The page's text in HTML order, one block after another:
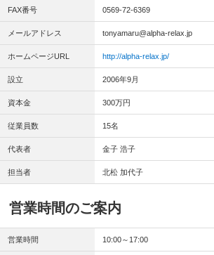
FAX番号 0569-72-6369
メールアドレス tonyamaru@alpha-relax.jp
ホームページURL http://alpha-relax.jp/
設立 2006年9月
資本金 300万円
従業員数 15名
代表者 金子 浩子
担当者 北松 加代子
営業時間のご案内
営業時間 10:00～17:00